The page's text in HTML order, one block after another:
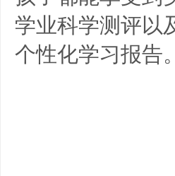
学业科学测评以
个性化学习报告。